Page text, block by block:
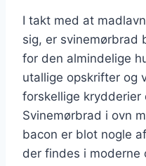
I takt med at
sig, er svinemørbrad
for den almindelige
utallige opskrifter og
forskellige krydderier
Svinemørbrad i ovn
bacon er blot nogle
der findes i moderne